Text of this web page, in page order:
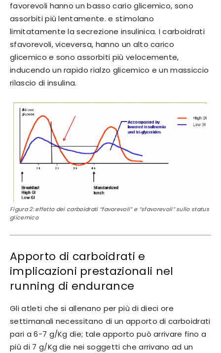
favorevoli hanno un basso cario glicemico, sono
assorbiti più lentamente. e stimolano
limitatamente la secrezione insulinica. I carboidrati
sfavorevoli, viceversa, hanno un alto carico
glicemico e sono assorbiti più velocemente,
inducendo un rapido rialzo glicemico e un massiccio
rilascio di insulina.
Figura 2: effetto dei carboidrati “favorevoli” e “sfavorevoli” sullo status
glicemico
Apporto di carboidrati e
implicazioni prestazionali nel
running di endurance
Gli atleti che si allenano per più di dieci ore
settimanali necessitano di un apporto di carboidrati
pari a 6-7 g/Kg die; tale apporto può arrivare fino a
più di 7 g/Kg die nei soggetti che arrivano ad un